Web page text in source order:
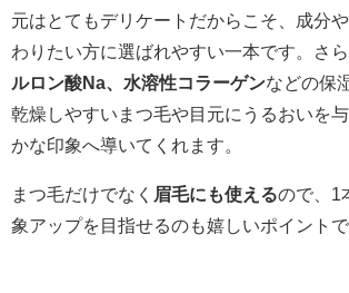
元はとてもデリケートだからこそ、成分
わりたい方に選ばれやすい一本です。さら
ルロン酸Na、水溶性コラーゲンなどの保
乾燥しやすいまつ毛や目元にうるおいを
かな印象へ導いてくれます。
まつ毛だけでなく 眉毛にも使えるので、1
象アップを目指せるのも嬉しいポイントで